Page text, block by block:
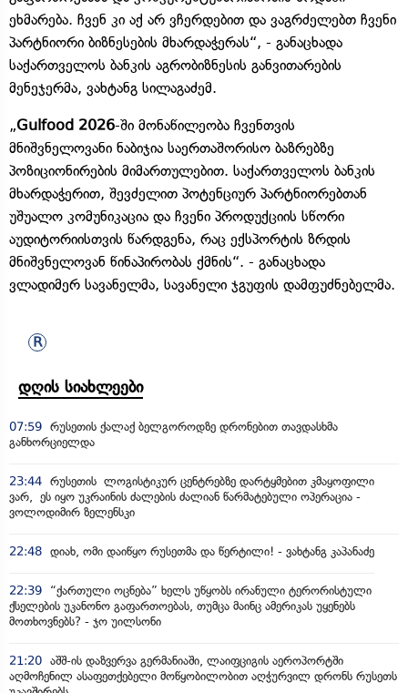
ეხმარება. ჩვენ კი აქ არ ვჩერდებით და ვაგრძელებთ ჩვენი
პარტნიორი ბიზნესების მხარდაჭერას“, - განაცხადა
საქართველოს ბანკის აგრობიზნესის განვითარების
მენეჯერმა, ვახტანგ სილაგაძემ.
„Gulfood 2026-ში მონაწილეობა ჩვენთვის
მნიშვნელოვანი ნაბიჯია საერთაშორისო ბაზრებზე
პოზიციონირების მიმართულებით. საქართველოს ბანკის
მხარდაჭერით, შევძელით პოტენციურ პარტნიორებთან
უშუალო კომუნიკაცია და ჩვენი პროდუქციის სწორი
აუდიტორიისთვის წარდგენა, რაც ექსპორტის ზრდის
მნიშვნელოვან წინაპირობას ქმნის“. - განაცხადა
ვლადიმერ სავანელმა, სავანელი ჯგუფის დამფუძნებელმა.
დღის სიახლეები
07:59 რუსეთის ქალაქ ბელგოროდზე დრონებით თავდასხმა
განხორციელდა
23:44 რუსეთის ლოგისტიკურ ცენტრებზე დარტყმებით კმაყოფილი
ვარ, ეს იყო უკრაინის ძალების ძალიან წარმატებული ოპერაცია -
ვოლოდიმირ ზელენსკი
22:48 დიახ, ომი დაიწყო რუსეთმა და წერტილი! - ვახტანგ კაპანაძე
22:39
“ქართული ოცნება” ხელს უწყობს ირანული ტერორისტული
ქსელების უკანონო გაფართოებას, თუმცა მაინც ამერიკას უყენებს
მოთხოვნებს? - ჯო უილსონი
21:20 აშშ-ის დაზვერვა გერმანიაში, ლაიფციგის აეროპორტში
აღმოჩენილ ასაფეთქებელი მოწყობილობით აღჭურვილ დრონს რუსეთს